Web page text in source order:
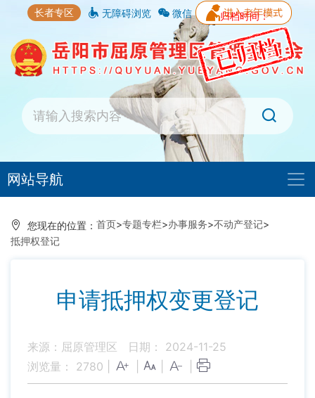
归档时间：
长者专区 无障碍浏览 微信
网站导航
您现在的位置： 首页>专题专栏>办事服务>不动产登记>
抵押权登记
申请抵押权变更登记
来源：屈原管理区
日期： 2024-11-25
浏览量： 2780